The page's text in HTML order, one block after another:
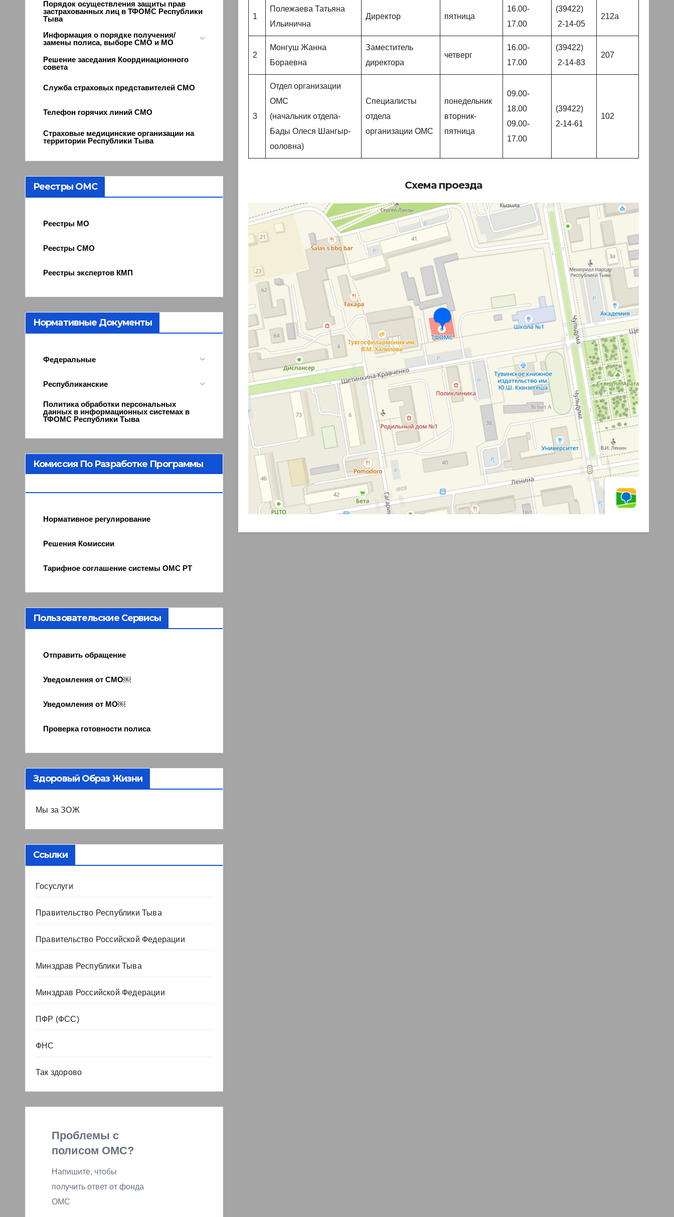
Порядок осуществления защиты прав
застрахованных лиц в ТФОМС Республики
Тыва
Информация о порядке получения/
замены полиса, выборе СМО и МО
Решение заседания Координационного
совета
Служба страховых представителей СМО
Телефон горячих линий СМО
Страховые медицинские организации на
территории Республики Тыва
Реестры ОМС
Реестры МО
Реестры СМО
Реестры экспертов КМП
Нормативные Документы
Федеральные
Республиканские
Политика обработки персональных
данных в информационных системах в
ТФОМС Республики Тыва
Комиссия По Разработке Программы
Нормативное регулирование
Решения Комиссии
Тарифное соглашение системы ОМС РТ
Пользовательские Сервисы
Отправить обращение
Уведомления от СМО￼
Уведомления от МО￼
Проверка готовности полиса
Здоровый Образ Жизни
Мы за ЗОЖ
Ссылки
Госуслуги
Правительство Республики Тыва
Правительство Российской Федерации
Минздрав Республики Тыва
Минздрав Российской Федерации
ПФР (ФСС)
ФНС
Так здорово
Проблемы с
полисом ОМС?
Напишите, чтобы
получить ответ от фонда
ОМС
1
Полежаева Татьяна
Ильинична
Директор пятница
16.00-
17.00
(39422)
2-14-05
212а
2
Монгуш Жанна
Бораевна
Заместитель
директора
четверг
16.00-
17.00
(39422)
2-14-83
207
3
Отдел организации
ОМС
(начальник отдела-
Бады Олеся Шангыр-
ооловна)
Специалисты
отдела
организации ОМС
понедельник
вторник-
пятница
09.00-
18.00
09.00-
17.00
(39422)
2-14-61
102
Схема проезда